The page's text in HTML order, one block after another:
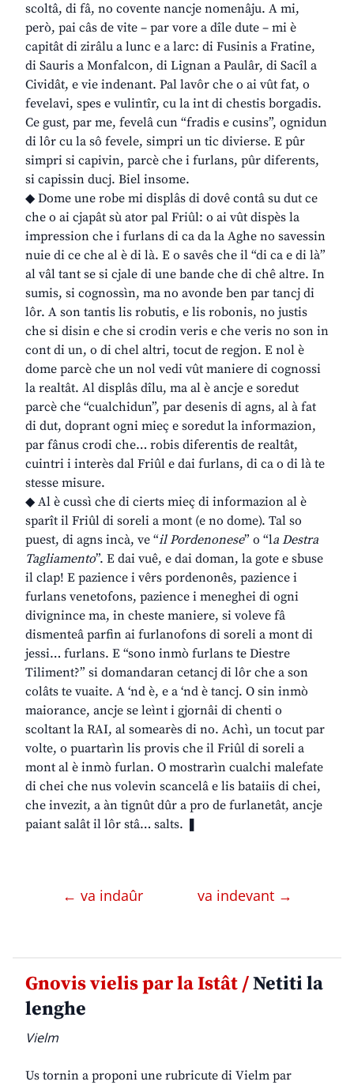
scoltâ, di fâ, no covente nancje nomenâju. A mi,
però, pai câs de vite – par vore a dîle dute – mi è
capitât di zirâlu a lunc e a larc: di Fusinis a Fratine,
di Sauris a Monfalcon, di Lignan a Paulâr, di Sacîl a
Cividât, e vie indenant. Pal lavôr che o ai vût fat, o
fevelavi, spes e vulintîr, cu la int di chestis borgadis.
Ce gust, par me, fevelâ cun “fradis e cusins”, ognidun
di lôr cu la sô fevele, simpri un tic divierse. E pûr
simpri si capivin, parcè che i furlans, pûr diferents,
si capissin ducj. Biel insome.
◆ Dome une robe mi displâs di dovê contâ su dut ce
che o ai cjapât sù ator pal Friûl: o ai vût dispès la
impression che i furlans di ca da la Aghe no savessin
nuie di ce che al è di là. E o savês che il “di ca e di là”
al vâl tant se si cjale di une bande che di chê altre. In
sumis, si cognossìn, ma no avonde ben par tancj di
lôr. A son tantis lis robutis, e lis robonis, no justis
che si disin e che si crodin veris e che veris no son in
cont di un, o di chel altri, tocut de regjon. E nol è
dome parcè che un nol vedi vût maniere di cognossi
la realtât. Al displâs dîlu, ma al è ancje e soredut
parcè che “cualchidun”, par desenis di agns, al à fat
di dut, doprant ogni mieç e soredut la informazion,
par fânus crodi che… robis diferentis de realtât,
cuintri i interès dal Friûl e dai furlans, di ca o di là te
stesse misure.
◆ Al è cussì che di cierts mieç di informazion al è
sparît il Friûl di soreli a mont (e no dome). Tal so
puest, di agns incà, ve “il Pordenonese” o “la Destra
Tagliamento”. E dai vuê, e dai doman, la gote e sbuse
il clap! E pazience i vêrs pordenonês, pazience i
furlans venetofons, pazience i meneghei di ogni
divignince ma, in cheste maniere, si voleve fâ
dismenteâ parfin ai furlanofons di soreli a mont di
jessi… furlans. E “sono inmò furlans te Diestre
Tiliment?” si domandaran cetancj di lôr che a son
colâts te vuaite. A ‘nd è, e a ‘nd è tancj. O sin inmò
maiorance, ancje se leìnt i gjornâi di chenti o
scoltant la RAI, al somearès di no. Achì, un tocut par
volte, o puartarìn lis provis che il Friûl di soreli a
mont al è inmò furlan. O mostrarìn cualchi malefate
di chei che nus volevin scancelâ e lis bataiis di chei,
che invezit, a àn tignût dûr a pro de furlanetât, ancje
paiant salât il lôr stâ… salts. ❚
← va indaûr va indevant →
Gnovis vielis par la Istât /Netiti la
lenghe
Vielm
Us tornin a proponi une rubricute di Vielm par